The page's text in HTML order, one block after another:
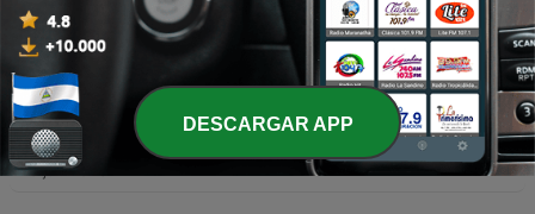
2044 - Quando la vita cambia i programmi: l'emofilia e
il coraggio di continuare a progettare
21 jul. 2026
2043 - Anziani d'estate: le regole per stare bene
20 jul. 2026
DESCARGAR APP